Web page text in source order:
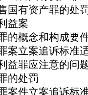
国有资产罪的处
益案
的概念和构成要
案立案追诉标准
益罪应注意的问
的处罚
案件立案追诉标